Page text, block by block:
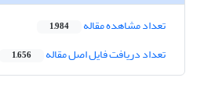
تعداد مشاهده مقاله 1,984
تعداد دریافت فایل اصل مقاله 1,656